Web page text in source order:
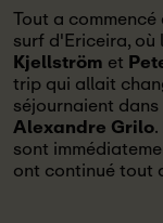
Tout a
surf d'Ericeira,
Kjellström et
trip qui allait
séjournaient
Alexandre Grilo
sont
ont continué tout